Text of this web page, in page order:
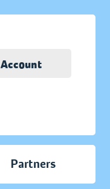
Account
Partners